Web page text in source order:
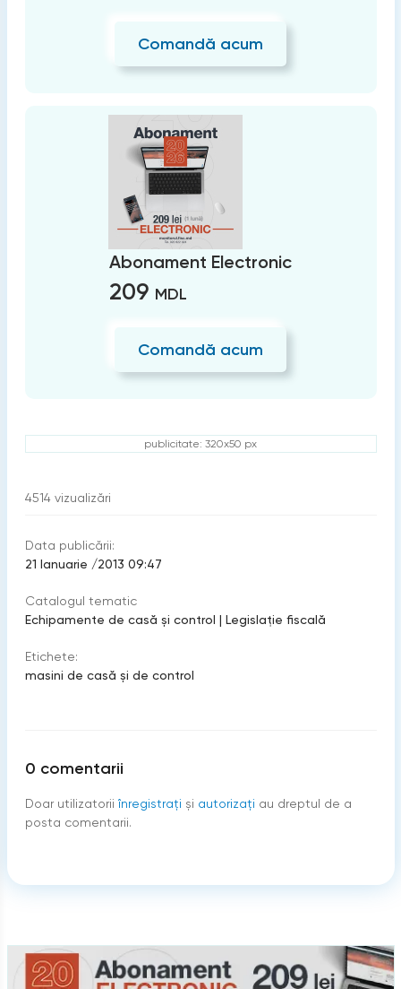
Comandă acum
Abonament Electronic
209 MDL
Comandă acum
publicitate: 320x50 px
4514 vizualizări
Data publicării:
21 Ianuarie /2013 09:47
Catalogul tematic
Echipamente de casă şi control | Legislație fiscală
Etichete:
masini de casă și de control
0 comentarii
Doar utilizatorii înregistraţi şi autorizați au dreptul de a
posta comentarii.